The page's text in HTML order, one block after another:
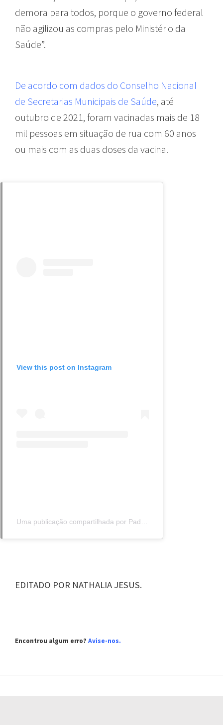
demora para todos, porque o governo federal
não agilizou as compras pelo Ministério da
Saúde”.
De acordo com dados do Conselho Nacional
de Secretarias Municipais de Saúde, até
outubro de 2021, foram vacinadas mais de 18
mil pessoas em situação de rua com 60 anos
ou mais com as duas doses da vacina.
View this post on Instagram
Uma publicação compartilhada por Padre Julio Lancellotti (@padrejulio.lancellotti)
EDITADO POR NATHALIA JESUS.
Encontrou algum erro? Avise-nos.